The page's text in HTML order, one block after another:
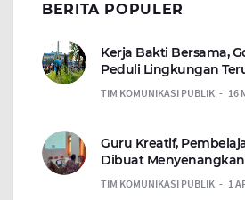
BERITA POPULER
Kerja Bakti Bersama,
Peduli Lingkungan
TIM KOMUNIKASI PUBLIK 16
Guru Kreatif,
Dibuat Menyenangkan
TIM KOMUNIKASI PUBLIK 1